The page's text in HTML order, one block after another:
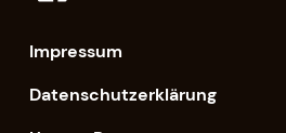
Impressum
Datenschutzerklärung